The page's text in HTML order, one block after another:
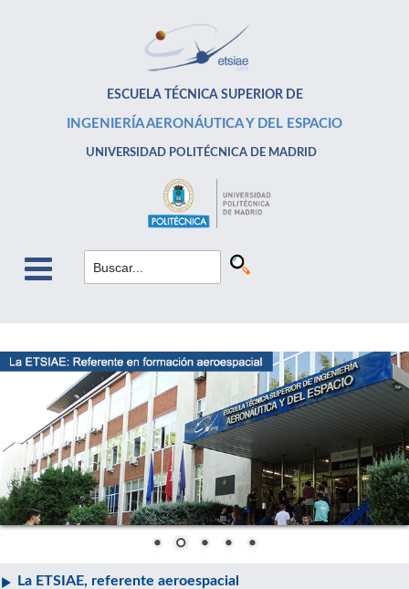
ESCUELA TÉCNICA SUPERIOR DE
INGENIERÍA AERONÁUTICA Y DEL ESPACIO
UNIVERSIDAD POLITÉCNICA DE MADRID
La ETSIAE, referente aeroespacial